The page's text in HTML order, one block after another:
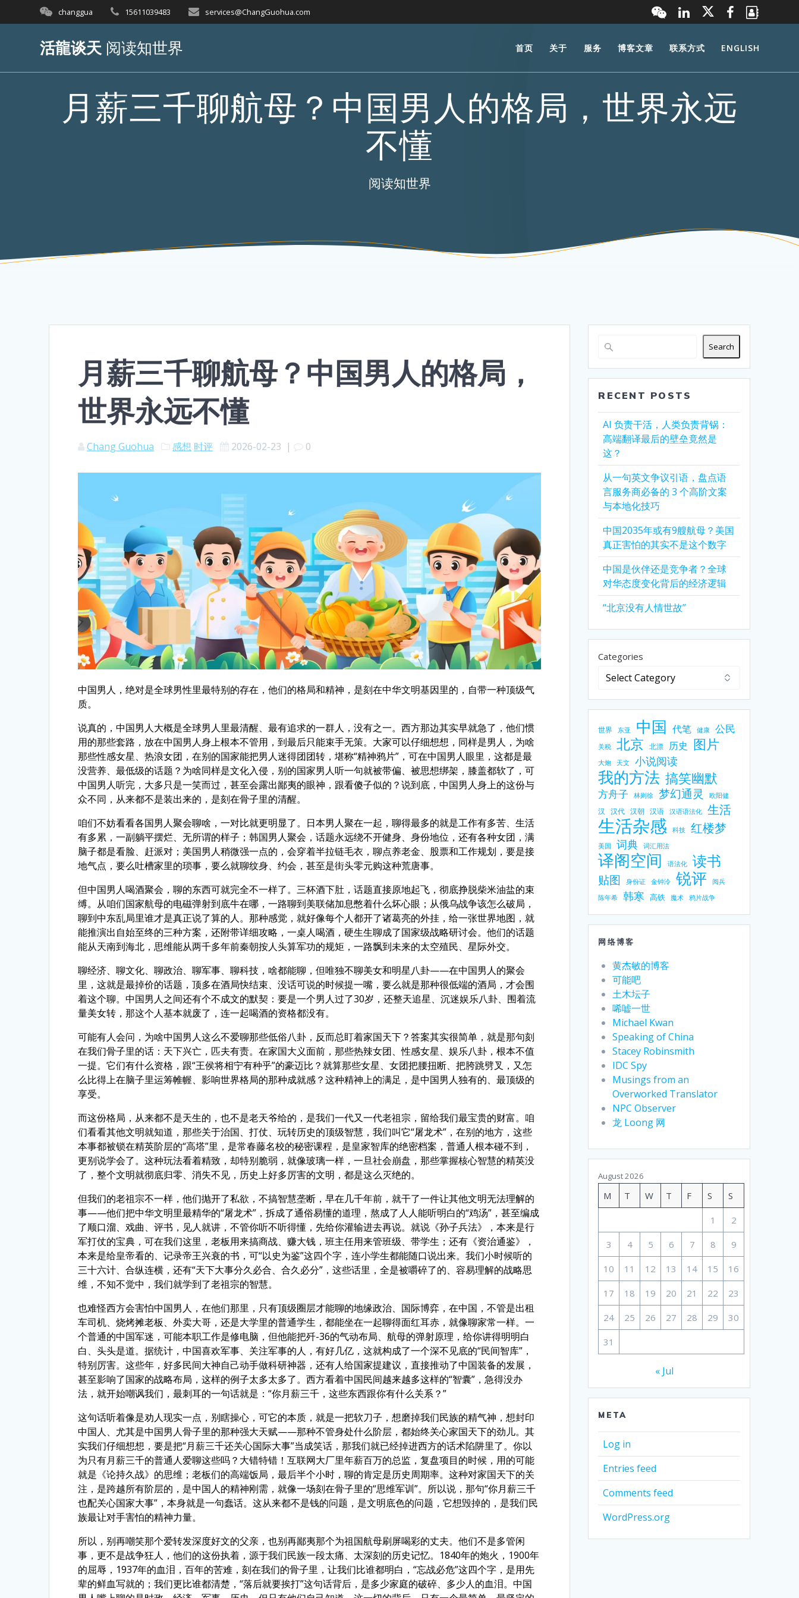
to
changgua 15611039483 services@ChangGuohua.com
活龍谈天阅读知世界 首页 关于 服务 博客文章 联系方式 ENGLISH
月薪三千聊航母？中国男人的格局，世界永远
不懂
阅读知世界
月薪三千聊航母？中国男人的格局，
世界永远不懂
Chang Guohua 感想 时评 2026-02-23 | 0
中国男人，绝对是全球男性里最特别的存在，他们的格局和精神，是刻在中华文明基因里的，自带一种顶级气
质。
说真的，中国男人大概是全球男人里最清醒、最有追求的一群人，没有之一。西方那边其实早就急了，他们惯
用的那些套路，放在中国男人身上根本不管用，到最后只能束手无策。大家可以仔细想想，同样是男人，为啥
那些性感女星、热浪女团，在别的国家能把男人迷得团团转，堪称“精神鸦片”，可在中国男人眼里，这都是最
没营养、最低级的话题？为啥同样是文化入侵，别的国家男人听一句就被带偏、被思想绑架，膝盖都软了，可
中国男人听完，大多只是一笑而过，甚至会露出鄙夷的眼神，跟看傻子似的？说到底，中国男人身上的这份与
众不同，从来都不是装出来的，是刻在骨子里的清醒。
咱们不妨看看各国男人聚会聊啥，一对比就更明显了。日本男人聚在一起，聊得最多的就是工作有多苦、生活
有多累，一副躺平摆烂、无所谓的样子；韩国男人聚会，话题永远绕不开健身、身份地位，还有各种女团，满
脑子都是看脸、赶派对；美国男人稍微强一点的，会穿着半拉链毛衣，聊点养老金、股票和工作规划，要是接
地气点，要么吐槽家里的琐事，要么就聊纹身、约会，甚至是街头零元购这种荒唐事。
但中国男人喝酒聚会，聊的东西可就完全不一样了。三杯酒下肚，话题直接原地起飞，彻底挣脱柴米油盐的束
缚。从咱们国家航母的电磁弹射到底牛在哪，一路聊到美联储加息憋着什么坏心眼；从俄乌战争该怎么破局，
聊到中东乱局里谁才是真正说了算的人。那种感觉，就好像每个人都开了诸葛亮的外挂，给一张世界地图，就
能推演出自始至终的三种方案，还附带详细攻略，一桌人喝酒，硬生生聊成了国家级战略研讨会。他们的话题
能从天南到海北，思维能从两千多年前秦朝按人头算军功的规矩，一路飘到未来的太空殖民、星际外交。
聊经济、聊文化、聊政治、聊军事、聊科技，啥都能聊，但唯独不聊美女和明星八卦——在中国男人的聚会
里，这就是最掉价的话题，顶多在酒局快结束、没话可说的时候提一嘴，要么就是那种很低端的酒局，才会围
着这个聊。中国男人之间还有个不成文的默契：要是一个男人过了30岁，还整天追星、沉迷娱乐八卦、围着流
量美女转，那这个人基本就废了，连一起喝酒的资格都没有。
可能有人会问，为啥中国男人这么不爱聊那些低俗八卦，反而总盯着家国天下？答案其实很简单，就是那句刻
在我们骨子里的话：天下兴亡，匹夫有责。在家国大义面前，那些热辣女团、性感女星、娱乐八卦，根本不值
一提。它们有什么资格，跟“王侯将相宁有种乎”的豪迈比？就算那些女星、女团把腰扭断、把胯跳劈叉，又怎
么比得上在脑子里运筹帷幄、影响世界格局的那种成就感？这种精神上的满足，是中国男人独有的、最顶级的
享受。
而这份格局，从来都不是天生的，也不是老天爷给的，是我们一代又一代老祖宗，留给我们最宝贵的财富。咱
们看看其他文明就知道，那些关于治国、打仗、玩转历史的顶级智慧，我们叫它“屠龙术”，在别的地方，这些
本事都被锁在精英阶层的“高塔”里，是常春藤名校的秘密课程，是皇家智库的绝密档案，普通人根本碰不到，
更别说学会了。这种玩法看着精致，却特别脆弱，就像玻璃一样，一旦社会崩盘，那些掌握核心智慧的精英没
了，整个文明就彻底归零、消失不见，历史上好多厉害的文明，都是这么灭绝的。
但我们的老祖宗不一样，他们抛开了私欲，不搞智慧垄断，早在几千年前，就干了一件让其他文明无法理解的
事——他们把中华文明里最精华的“屠龙术”，拆成了通俗易懂的道理，熬成了人人能听明白的“鸡汤”，甚至编成
了顺口溜、戏曲、评书，见人就讲，不管你听不听得懂，先给你灌输进去再说。就说《孙子兵法》，本来是行
军打仗的宝典，可在我们这里，老板用来搞商战、赚大钱，班主任用来管班级、带学生；还有《资治通鉴》，
本来是给皇帝看的、记录帝王兴衰的书，可“以史为鉴”这四个字，连小学生都能随口说出来。我们小时候听的
三十六计、合纵连横，还有“天下大事分久必合、合久必分”，这些话里，全是被嚼碎了的、容易理解的战略思
维，不知不觉中，我们就学到了老祖宗的智慧。
也难怪西方会害怕中国男人，在他们那里，只有顶级圈层才能聊的地缘政治、国际博弈，在中国，不管是出租
车司机、烧烤摊老板、外卖大哥，还是大学里的普通学生，都能坐在一起聊得面红耳赤，就像聊家常一样。一
个普通的中国军迷，可能本职工作是修电脑，但他能把歼-36的气动布局、航母的弹射原理，给你讲得明明白
白、头头是道。据统计，中国喜欢军事、关注军事的人，有好几亿，这就构成了一个深不见底的“民间智库”，
特别厉害。这些年，好多民间大神自己动手做科研神器，还有人给国家提建议，直接推动了中国装备的发展，
甚至影响了国家的战略布局，这样的例子太多太多了。西方看着中国民间越来越多这样的“智囊”，急得没办
法，就开始嘲讽我们，最刺耳的一句话就是：“你月薪三千，这些东西跟你有什么关系？”
这句话听着像是劝人现实一点，别瞎操心，可它的本质，就是一把软刀子，想磨掉我们民族的精气神，想封印
中国人、尤其是中国男人骨子里的那种强大天赋——那种不管身处什么阶层，都始终关心家国天下的劲儿。其
实我们仔细想想，要是把“月薪三千还关心国际大事”当成笑话，那我们就已经掉进西方的话术陷阱里了。你以
为只有月薪三千的普通人爱聊这些吗？大错特错！互联网大厂里年薪百万的总监，复盘项目的时候，用的可能
就是《论持久战》的思维；老板们的高端饭局，最后半个小时，聊的肯定是历史周期率。这种对家国天下的关
注，是跨越所有阶层的，是中国人的精神刚需，就像一场刻在骨子里的“思维军训”。所以说，那句“你月薪三千
也配关心国家大事”，本身就是一句蠢话。这从来都不是钱的问题，是文明底色的问题，它想毁掉的，是我们民
族最让对手害怕的精神力量。
所以，别再嘲笑那个爱转发深度好文的父亲，也别再鄙夷那个为祖国航母刷屏喝彩的丈夫。他们不是多管闲
事，更不是战争狂人，他们的这份执着，源于我们民族一段太痛、太深刻的历史记忆。1840年的炮火，1900年
的屈辱，1937年的血泪，百年的苦难，刻在我们的骨子里，让我们比谁都明白，“忘战必危”这四个字，是用先
辈的鲜血写就的；我们更比谁都清楚，“落后就要挨打”这句话背后，是多少家庭的破碎、多少人的血泪。中国
Search
RECENT POSTS
AI 负责干活，人类负责背锅：
高端翻译最后的壁垒竟然是
这？
从一句英文争议引语，盘点语
言服务商必备的 3 个高阶文案
与本地化技巧
中国2035年或有9艘航母？美国
真正害怕的其实不是这个数字
中国是伙伴还是竞争者？全球
对华态度变化背后的经济逻辑
“北京没有人情世故”
Categories
世界 东亚 中国 代笔 健康 公民
关税 北京 北漂 历史 图片
大炮 天文 小说阅读
我的方法 搞笑幽默
方舟子 林则徐 梦幻通灵 欧阳健
汉 汉代 汉朝 汉语 汉语语法化 生活
生活杂感 科技 红楼梦
美国 词典 词汇用法
译阁空间 语法化 读书
贴图 身份证 金钟泠 锐评
阅兵
陈年希
韩寒 高铁 魔术 鸦片战争
网络博客
黄杰敏的博客
可能吧
土木坛子
唏嘘一世
Michael Kwan
Speaking of China
Stacey Robinsmith
IDC Spy
Musings from an
Overworked Translator
NPC Observer
龙 Loong 网
August 2026
M T W T F S S
1 2
3 4 5 6 7 8 9
10 11 12 13 14 15 16
17 18 19 20 21 22 23
24 25 26 27 28 29 30
31
« Jul
META
Log in
Entries feed
Comments feed
WordPress.org